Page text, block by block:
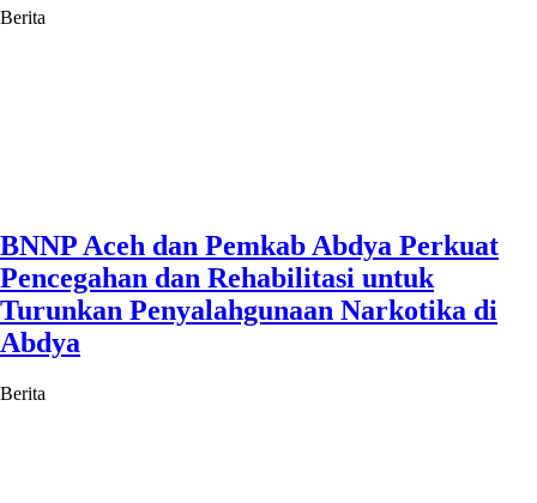
Berita
BNNP Aceh dan Pemkab Abdya Perkuat
Pencegahan dan Rehabilitasi untuk
Turunkan Penyalahgunaan Narkotika di
Abdya
Berita